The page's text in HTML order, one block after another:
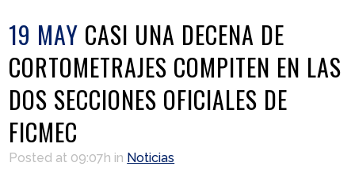
19 MAY CASI UNA DECENA DE
CORTOMETRAJES COMPITEN EN LAS
DOS SECCIONES OFICIALES DE
FICMEC
Posted at 09:07h in Noticias